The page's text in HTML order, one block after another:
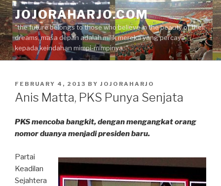
Skip
to
content
JOJORAHARJO.COM
"the future belongs to those who believe in the beauty of their
dreams, masa depan adalah milik mereka yang percaya
kepada keindahan mimpi-mimpinya.."
POSTED
ON
FEBRUARY 4, 2013 BY JOJORAHARJO
Anis Matta, PKS Punya Senjata
PKS mencoba bangkit, dengan mengangkat orang
nomor duanya menjadi presiden baru.
Partai
Keadilan
Sejahtera